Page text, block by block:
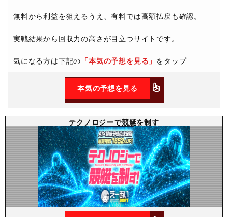
無料から利益を狙えるうえ、有料では高額払戻も確認。
実戦結果から回収力の高さが目立つサイトです。
気になる方は下記の 「本気の予想を見る」 をタップ
本気の予想を見る
テクノロジーで競艇を制す